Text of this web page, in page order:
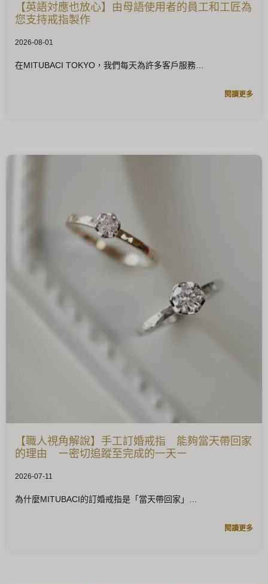
【英語対應也放心】由母語使用者的員工和工匠為
您支持戒指製作
2026-08-01
在MITUBACI TOKYO，我們每天為許多客戶服務
閱讀更多
【職人視角解說】手工訂婚戒指 能夠當天帶回家
的理由 ー密切追蹤至完成的一天ー
2026-07-11
為什麼MITUBACI的訂婚戒指是「當天帶回家」
閱讀更多